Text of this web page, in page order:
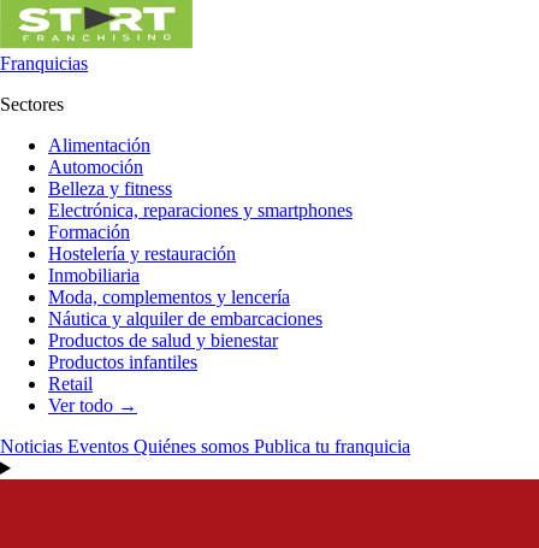
Franquicias
Sectores
Alimentación
Automoción
Belleza y fitness
Electrónica, reparaciones y smartphones
Formación
Hostelería y restauración
Inmobiliaria
Moda, complementos y lencería
Náutica y alquiler de embarcaciones
Productos de salud y bienestar
Productos infantiles
Retail
Ver todo →
Noticias Eventos Quiénes somos Publica tu franquicia